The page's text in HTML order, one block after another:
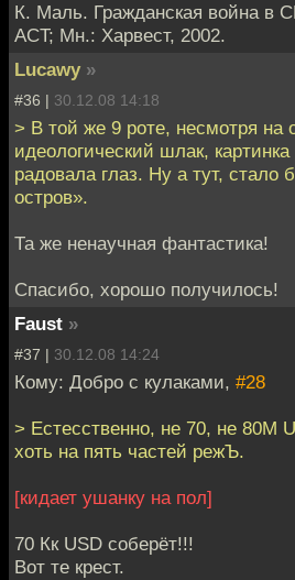
К. Маль. Гражданская война
ACT; Мн.: Харвест, 2002.
Lucawy »
#36 | 30.12.08 14:18
> В той же 9 роте, несмотря на
идеологический шлак,
радовала глаз. Ну а тут,
остров».
Та же ненаучная фантастика!
Спасибо, хорошо получилось!
Faust »
#37 | 30.12.08 14:24
Кому: Добро с кулаками, #28
> Естесственно, не 70, не 80M
хоть на пять частей режЪ.
[кидает ушанку на пол]
70 Кк USD соберёт!!!
Вот те крест.